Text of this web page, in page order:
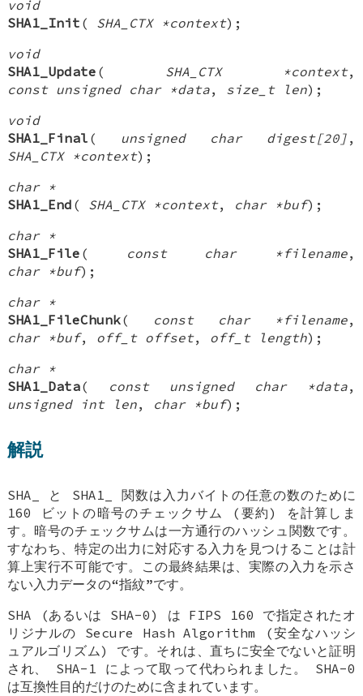
void
SHA1_Init ( SHA_CTX *context);
void
SHA1_Update ( SHA_CTX *context,
const unsigned char *data, size_t len);
void
SHA1_Final ( unsigned char digest[20] ,
SHA_CTX *context);
char *
SHA1_End ( SHA_CTX *context, char *buf);
char *
SHA1_File ( const char *filename,
char *buf);
char *
SHA1_FileChunk( const char *filename,
char *buf, off_t offset, off_t length);
char *
SHA1_Data( const unsigned char *data,
unsigned int len, char *buf);
解説
SHA_ と SHA1_
関数は入力バイトの任意の数のために
160 ビットの暗号のチェックサム (要約) を計算しま
す。暗号のチェックサムは一方通行のハッシュ関数です。
すなわち、特定の出力に対応する入力を見つけることは計
算上実行不可能です。この最終結果は、実際の入力を示さ
ない入力データの“指紋”です。
SHA (あるいは SHA-0) は FIPS 160 で指定されたオ
リジナルの Secure Hash Algorithm (安全なハッシ
ュアルゴリズム) です。それは、直ちに安全でないと証明
され、 SHA-1 によって取って代わられました。 SHA-0
は互換性目的だけのために含まれています。